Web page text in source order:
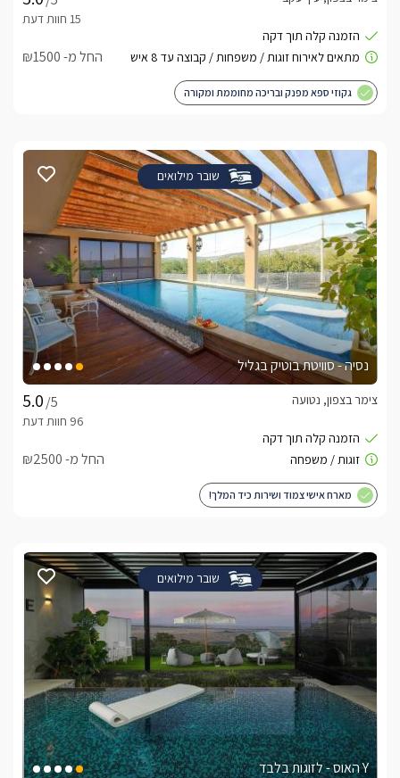
החל מ- ₪1500
גקוזי ספא מפנק ובריכה מחוממת ומקורה
שובר מילואים
נסיה - סוויטת בוטיק בגליל
/5
צימר בצפון, נטועה
החל מ- ₪2500
מארח אישי צמוד ושירות כיד המלך!
שובר מילואים
Y האוס - לזוגות בלבד